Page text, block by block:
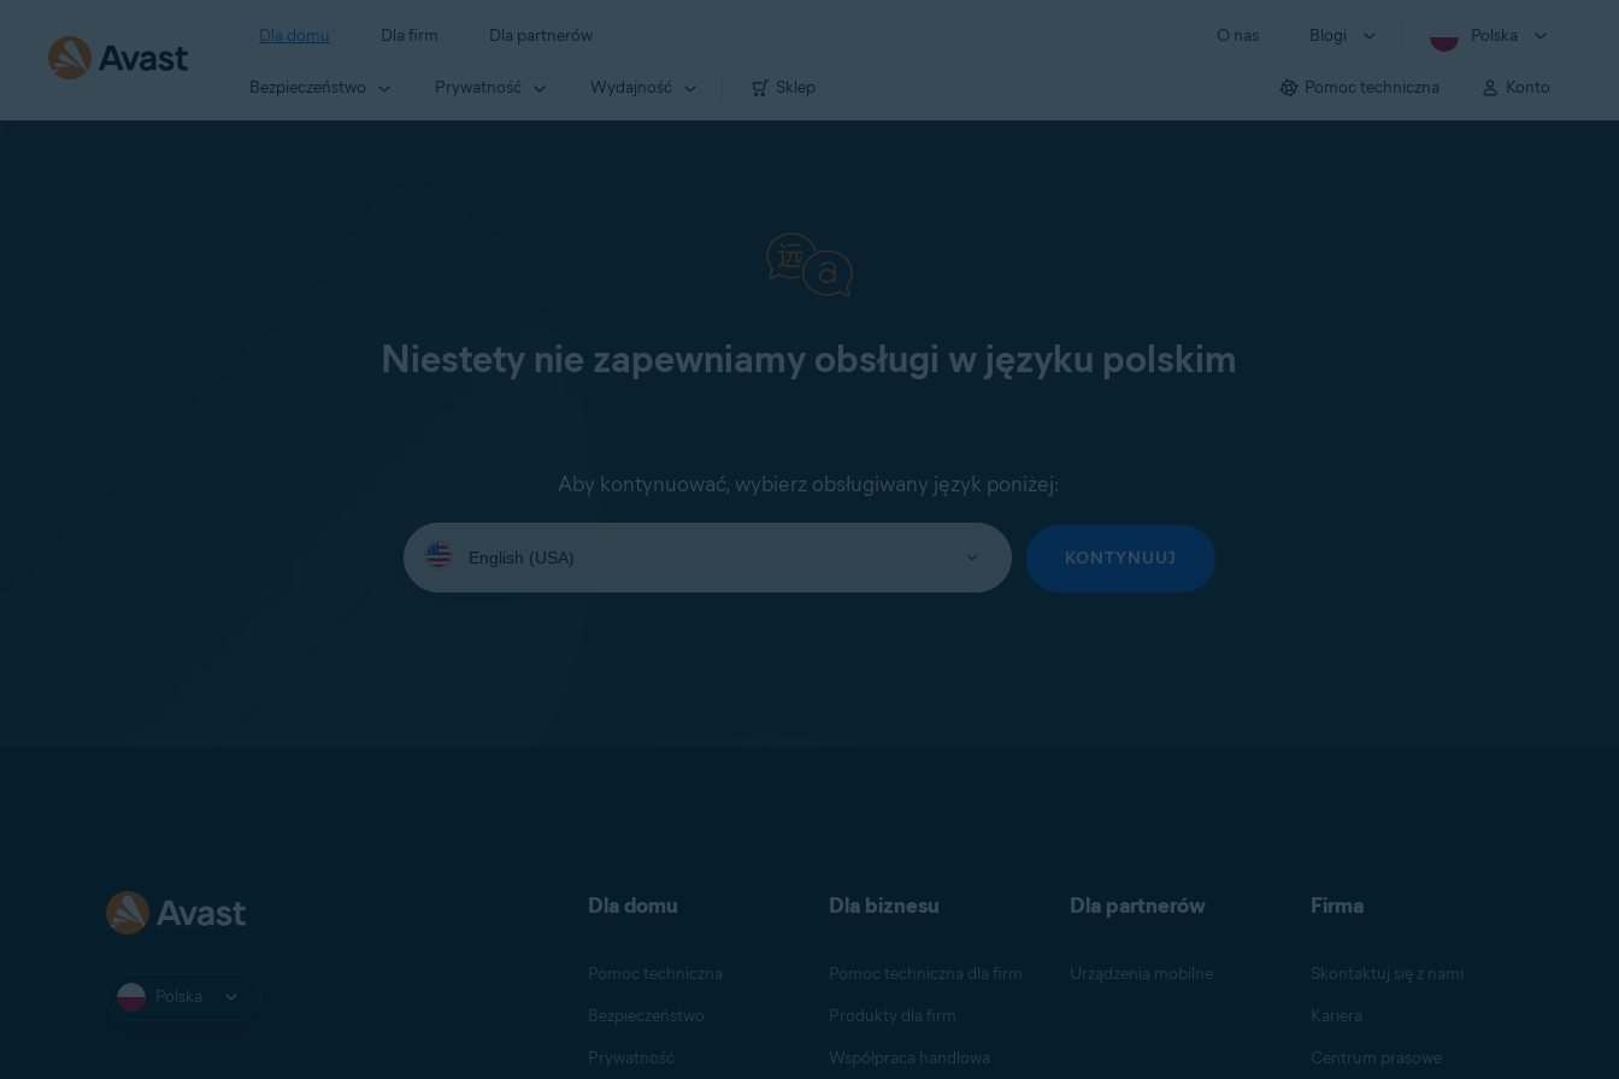
Dla domu Dla firm Dla partnerów O nas Blogi Polska
Bezpieczeństwo Prywatność Wydajność Sklep Pomoc techniczna Konto
Niestety nie zapewniamy obsługi w języku polskim
Aby kontynuować, wybierz obsługiwany język poniżej:
Wybierz
język:
KONTYNUUJ
Polska
Dla domu
Pomoc techniczna
Bezpieczeństwo
Prywatność
Dla biznesu
Pomoc techniczna dla firm
Produkty dla firm
Współpraca handlowa
Dla partnerów
Urządzenia mobilne
Firma
Skontaktuj się z nami
Kariera
Centrum prasowe